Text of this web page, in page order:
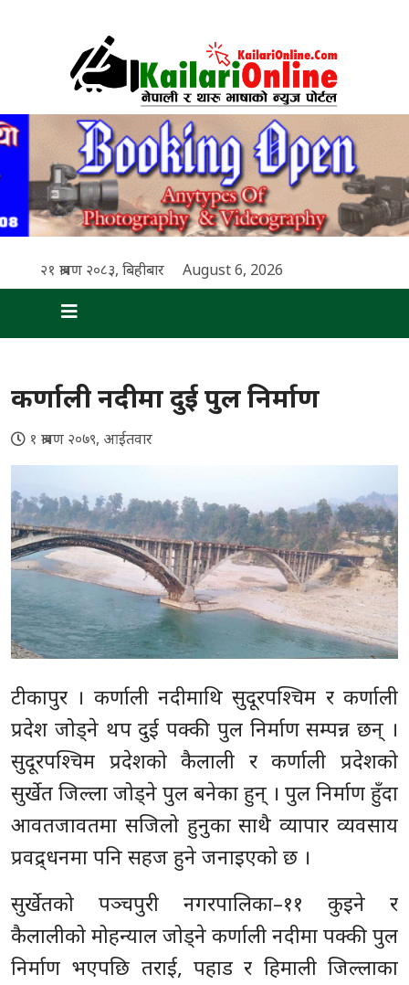
२१ श्रावण २०८३, बिहीबार August 6, 2026
कर्णाली नदीमा दुई पुल निर्माण
१ श्रावण २०७९, आईतवार
टीकापुर । कर्णाली नदीमाथि सुदूरपश्चिम र कर्णाली
प्रदेश जोड्ने थप दुई पक्की पुल निर्माण सम्पन्न छन् ।
सुदूरपश्चिम प्रदेशको कैलाली र कर्णाली प्रदेशको
सुर्खेत जिल्ला जोड्ने पुल बनेका हुन् । पुल निर्माण हुँदा
आवतजावतमा सजिलो हुनुका साथै व्यापार व्यवसाय
प्रवद्र्धनमा पनि सहज हुने जनाइएको छ ।
सुर्खेतको पञ्चपुरी नगरपालिका–११ कुइने र
कैलालीको मोहन्याल जोड्ने कर्णाली नदीमा पक्की पुल
निर्माण भएपछि तराई, पहाड र हिमाली जिल्लाका